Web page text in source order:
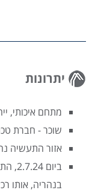
יתרונות
מתחם איכותי,
שוכר - חברת
אזור התעשיה
בנהריה, אותו